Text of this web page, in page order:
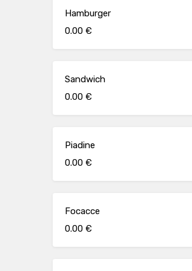
Hamburger
0.00 €
Sandwich
0.00 €
Piadine
0.00 €
Focacce
0.00 €